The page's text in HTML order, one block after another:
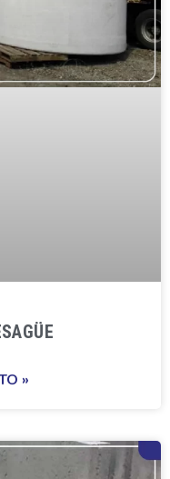
»